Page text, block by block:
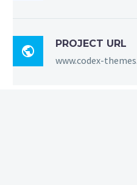

PROJECT URL
www.codex-